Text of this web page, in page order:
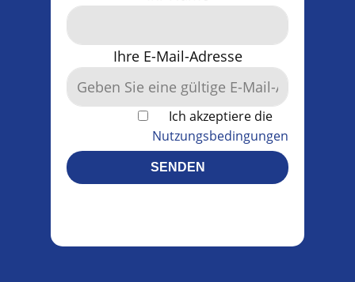
Ihre E-Mail-Adresse
Ich akzeptiere die
Nutzungsbedingungen
SENDEN